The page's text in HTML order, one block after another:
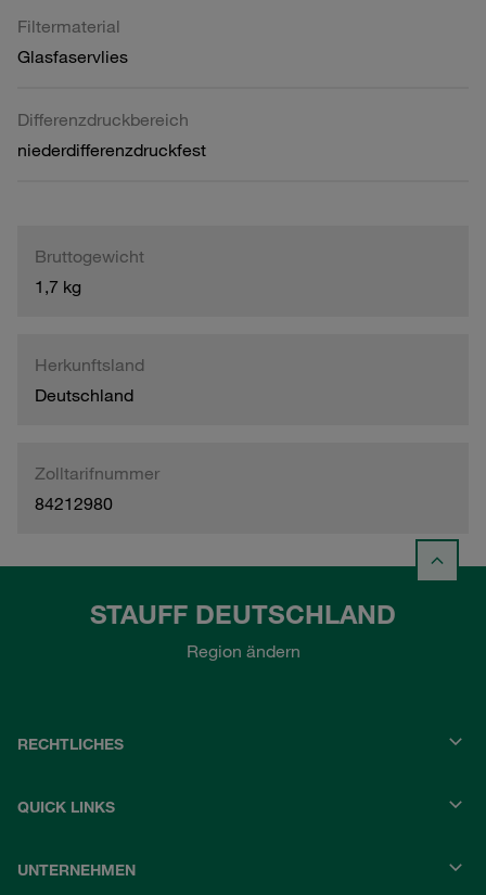
Filtermaterial
Glasfaservlies
Differenzdruckbereich
niederdifferenzdruckfest
Bruttogewicht
1,7 kg
Herkunftsland
Deutschland
Zolltarifnummer
84212980
STAUFF DEUTSCHLAND
Region ändern
RECHTLICHES
QUICK LINKS
UNTERNEHMEN